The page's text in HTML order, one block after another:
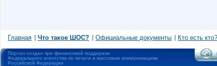
Главная Что такое ШОС? Официальные документы Кто есть кто?
Портал создан при финансовой поддержке
Федерального агентства по печати и массовым коммуникациям
Российской Федерации